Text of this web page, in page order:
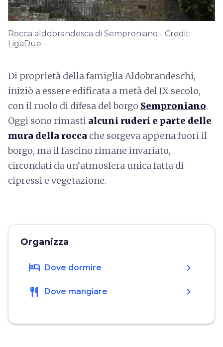
Rocca aldobrandesca di Semproniano - Credit:
LigaDue
Di proprietà della famiglia Aldobrandeschi,
iniziò a essere edificata a metà del IX secolo,
con il ruolo di difesa del borgo Semproniano.
Oggi sono rimasti alcuni ruderi e parte delle
mura della rocca che sorgeva appena fuori il
borgo, ma il fascino rimane invariato,
circondati da un’atmosfera unica fatta di
cipressi e vegetazione.
Organizza
hotel Dove dormire chevron_right
restaurant Dove mangiare chevron_right